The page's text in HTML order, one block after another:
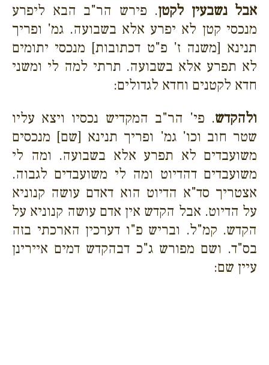
אבל נשבעין לקטן. פירש הר"ב הבא ליפרע
מנכסי קטן לא יפרע אלא בשבועה. גמ' ופריך
תנינא [משנה ז' פ"ט דכתובות] מנכסי יתומים
לא תפרע אלא בשבועה. תרתי למה לי ומשני
חדא לקטנים וחדא לגדולים:
ולהקדש. פי' הר"ב המקדיש נכסיו ויצא עליו
שטר חוב וכו' גמ' ופריך תנינא [שם] מנכסים
משועבדים לא תפרע אלא בשבועה. ומה לי
משועבדים דהדיוט ומה לי משועבדים לגבוה.
אצטריך סד"א הדיוט הוא דאדם עושה קנוניא
על הדיוט. אבל הקדש אין אדם עושה קנוניא על
הקדש. קמ"ל. ובריש פ"ו דערכין הארכתי בזה
בס"ד. ושם מפורש ג"כ דבהקדש דמים איירינן
עיין שם: